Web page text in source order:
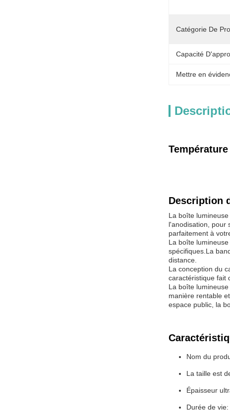
Catégorie De
Capacité
Mettre en
Description
La boîte
l'anodisation, pour
parfaitement à
La boîte
spécifiques.La
distance.
La conception du
caractéristique fait
La boîte
manière rentable
espace public, la
Nom du
La taille est
Épaisseur
Durée de